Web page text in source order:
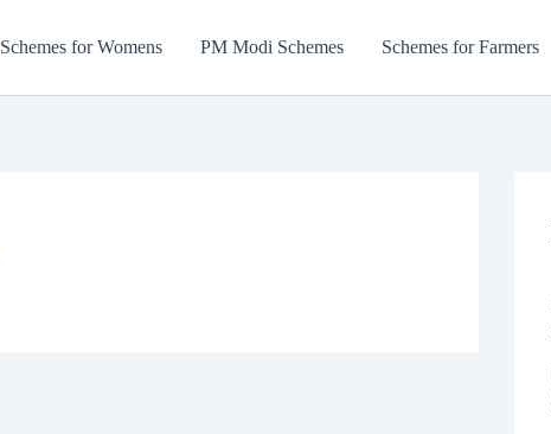
Schemes for Womens PM Modi Schemes Schemes for Farmers